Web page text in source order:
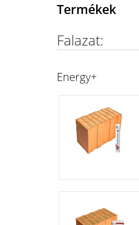
Termékek
Falazat:
Energy+